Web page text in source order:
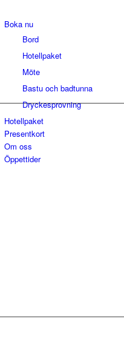
Boka nu
Bord
Hotellpaket
Möte
Bastu och badtunna
Dryckesprovning
Hotellpaket
Presentkort
Om oss
Öppettider